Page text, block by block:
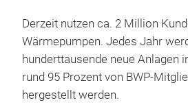
Derzeit nutzen ca. 2 Million
Wärmepumpen. Jedes Jahr
hunderttausende neue Anlagen
rund 95 Prozent von BWP-
hergestellt werden.